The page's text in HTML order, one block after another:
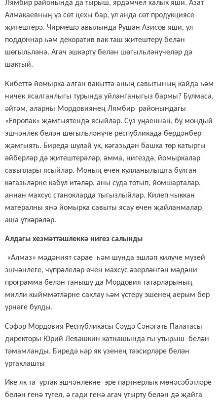
Лямбир районында да тырыш, ярдәмчел халык яши. Азат
Алмакаевның үз сөт цехы бар, ул анда сөт продукциясе
җитештерә. Чирмешә авылында Рушан Азисов яши, ул
поддоннар һәм декоратив вак таш җитештерү белән
шөгыльләнә. Агач эшкәртү белән шөгыльләнүчеләр дә
шактый.
Кибеттә йомырка алган вакытта аның савытының кайда һәм
ничек ясалганлыгы турында уйланганыгыз бармы? Булмаса,
әйтәм, аларны Мордовиянең Лямбир районындагы
«Европак» җәмгыятендә ясыйлар. Сүз уңаеннан, бу мондый
эшчәнлек белән шөгыльләнүче республикада бердәнбер
җәмгыять. Биредә шулай ук, кәгазьдән башка төр катыргы
әйберләр дә җитештерәләр, әмма, нигездә, йомыркалар
савытлары ясыйлар. Моның өчен кулланылышта булган
кәгазьләрне кабул итәләр, аны суда тотып, йомшарталар,
аннан махсус станокларда тыгызлыйлар. Килеп чыккан
матералны янә йомырка савыты ясау өчен җайланмалар
аша үткәрәләр.
Алдагы хезмәттәшлеккә нигез салынды
«Алмаз» мәдәният сарае һәм шунда эшләп килүче музей
эшчәнлеге, чүпрәлеләр өчен махсус әзерләнгән мәдәни
программа белән танышу да Мордовия татарларының
милли кыйммәтләрне саклау һәм үстерү эшенең аерым бер
үрнәге булды.
Сәфәр Мордовия Республикасы Сәүдә Сәнәгать Палатасы
директоры Юрий Левашкин катнашында гы утырыш белән
тәмамланды. Биредә һәр як үзенең тәэсирләре белән
уртаклашты
Ике як та уртак эшчәнлекне эре партнерлык мөнәсәбәтләре
белән генә түгел, ә гади генә агач утырту белән дә җайга